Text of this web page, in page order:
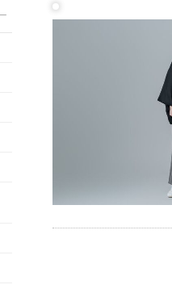
ドレスショップ一覧